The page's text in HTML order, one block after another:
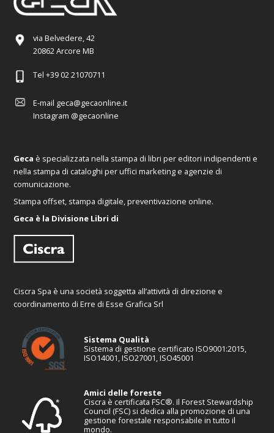
via Belvedere, 42
20862 Arcore MB
Tel +39 02 21070711
E-mail geca@gecaonline.it
Instagram @gecaonline
Geca è specializzata nella stampa di libri per editori indipendenti e
nella stampa di cataloghi per uffici marketing e agenzie di
comunicazione.
Stampa offset, stampa digitale, preventivazione online.
Geca è la Divisione Libri di
Ciscra Spa è una società soggetta all’attività di direzione e
coordinamento di Erre di Esse Grafica Srl
Sistema Qualità
Sistema di gestione certificato ISO9001:2015,
ISO14001, ISO27001, ISO45001
Amici delle foreste
Ciscra è certificata FSC®. Il Forest Stewardship
Council (FSC) si dedica alla promozione di una
gestione forestale responsabile in tutto il
mondo.